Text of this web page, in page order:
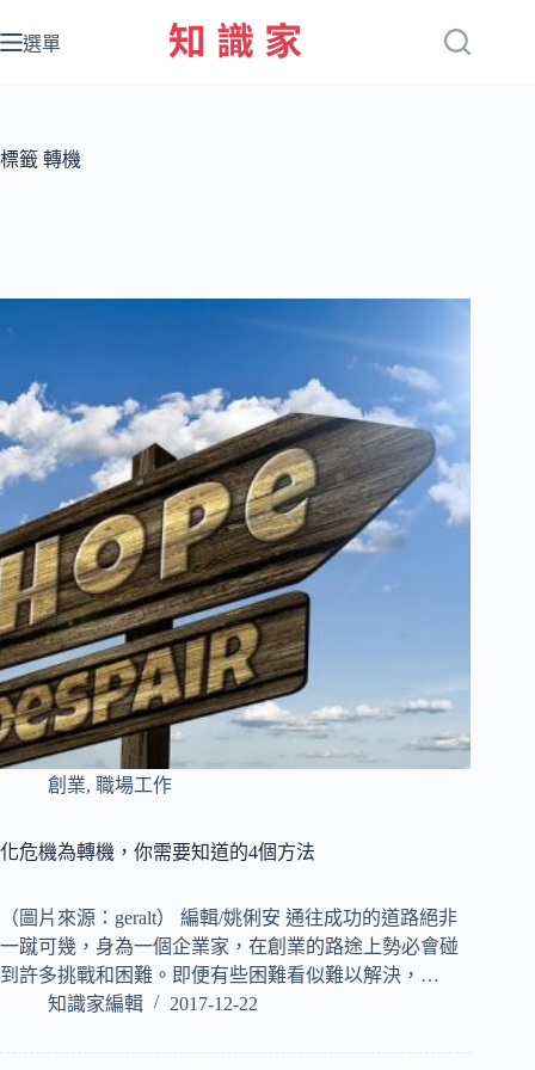
至
容
選單
標籤 轉機
創業, 職場工作
化危機為轉機，你需要知道的4個方法
（圖片來源：geralt） 編輯/姚俐安 通往成功的道路絕非
一蹴可幾，身為一個企業家，在創業的路途上勢必會碰
到許多挑戰和困難。即便有些困難看似難以解決，…
知識家編輯
2017-12-22